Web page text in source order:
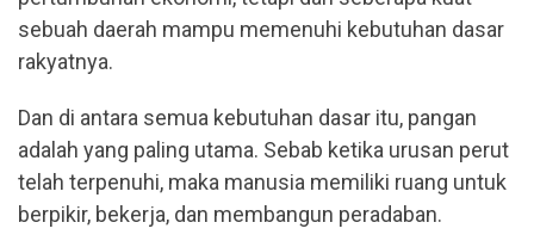
sebuah daerah mampu memenuhi kebutuhan dasar
rakyatnya.
Dan di antara semua kebutuhan dasar itu, pangan
adalah yang paling utama. Sebab ketika urusan perut
telah terpenuhi, maka manusia memiliki ruang untuk
berpikir, bekerja, dan membangun peradaban.